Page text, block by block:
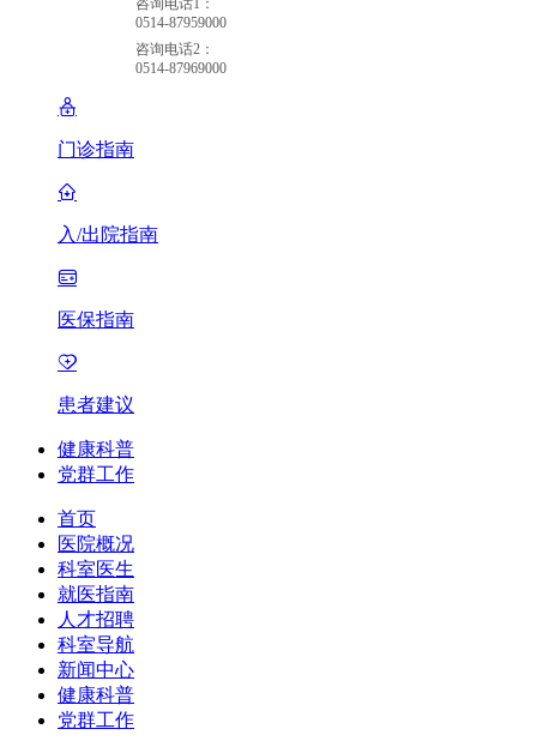
0514-87959000
咨询电话2：
0514-87969000
门诊指南
入/出院指南
医保指南
患者建议
健康科普
党群工作
首页
医院概况
科室医生
就医指南
人才招聘
科室导航
新闻中心
健康科普
党群工作